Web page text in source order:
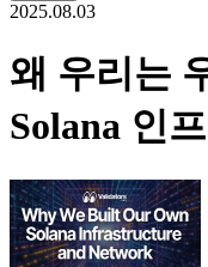
2025.08.03
왜 우리는
Solana 인